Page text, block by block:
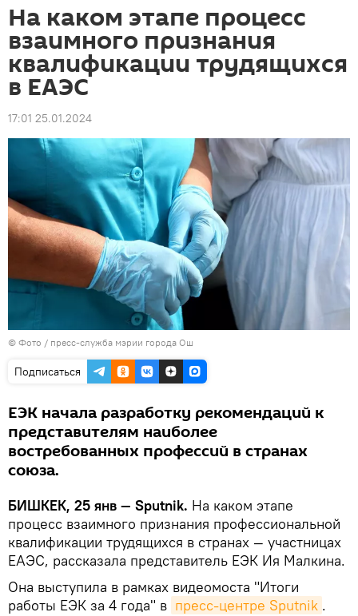
На каком этапе процесс
взаимного признания
квалификации трудящихся
в ЕАЭС
17:01 25.01.2024
© Фото / пресс-служба мэрии города Ош
Подписаться
ЕЭК начала разработку рекомендаций к
представителям наиболее
востребованных профессий в странах
союза.
БИШКЕК, 25 янв — Sputnik. На каком этапе
процесс взаимного признания профессиональной
квалификации трудящихся в странах — участницах
ЕАЭС, рассказала представитель ЕЭК Ия Малкина.
Она выступила в рамках видеомоста "Итоги
работы ЕЭК за 4 года" в пресс-центре Sputnik .